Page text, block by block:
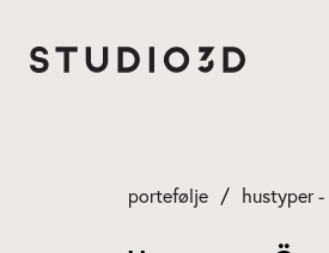
portefølje hustyper